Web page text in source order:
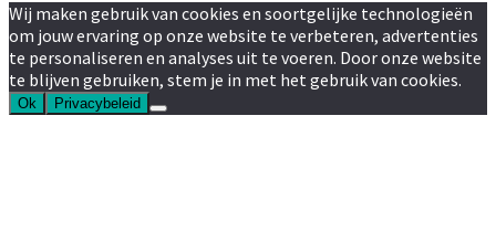
Wij maken gebruik van cookies en soortgelijke technologieën
om jouw ervaring op onze website te verbeteren, advertenties
te personaliseren en analyses uit te voeren. Door onze website
te blijven gebruiken, stem je in met het gebruik van cookies.
Ok Privacybeleid